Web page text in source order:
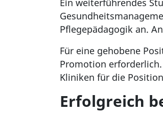
Ein weiterführendes
Pflegepädagogik an.
Für eine gehobene
Promotion
Kliniken für die
Erfolgreich